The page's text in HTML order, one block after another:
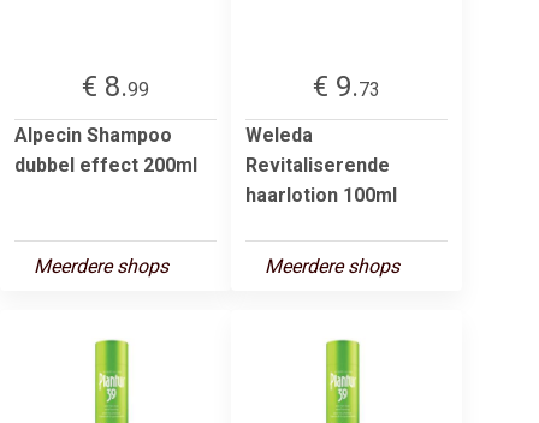
€ 8.99
Alpecin Shampoo
dubbel effect 200ml
Meerdere shops
€ 9.73
Weleda
Revitaliserende
haarlotion 100ml
Meerdere shops